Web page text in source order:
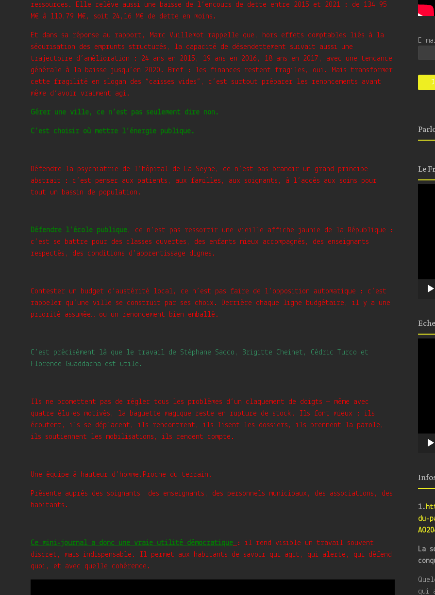
ressources. Elle relève aussi une baisse de l’encours de dette entre 2015 et 2021 : de 134,95
M€ à 110,79 M€, soit 24,16 M€ de dette en moins.
Et dans sa réponse au rapport, Marc Vuillemot rappelle que, hors effets comptables liés à la
sécurisation des emprunts structurés, la capacité de désendettement suivait aussi une
trajectoire d’amélioration : 24 ans en 2015, 19 ans en 2016, 18 ans en 2017, avec une tendance
générale à la baisse jusqu’en 2020. Bref : les finances restent fragiles, oui. Mais transformer
cette fragilité en slogan des “caisses vides”, c’est surtout préparer les renoncements avant
même d’avoir vraiment agi.
Gérer une ville, ce n’est pas seulement dire non.
C’est choisir où mettre l’énergie publique.
Défendre la psychiatrie de l’hôpital de La Seyne, ce n’est pas brandir un grand principe
abstrait : c’est penser aux patients, aux familles, aux soignants, à l’accès aux soins pour
tout un bassin de population.
Défendre l’école publique, ce n’est pas ressortir une vieille affiche jaunie de la République :
c’est se battre pour des classes ouvertes, des enfants mieux accompagnés, des enseignants
respectés, des conditions d’apprentissage dignes.
Contester un budget d’austérité local, ce n’est pas faire de l’opposition automatique : c’est
rappeler qu’une ville se construit par ses choix. Derrière chaque ligne budgétaire, il y a une
priorité assumée… ou un renoncement bien emballé.
C’est précisément là que le travail de Stéphane Sacco, Brigitte Cheinet, Cédric Turco et
Florence Guaddacha est utile.
Ils ne promettent pas de régler tous les problèmes d’un claquement de doigts — même avec
quatre élu·es motivés, la baguette magique reste en rupture de stock. Ils font mieux : ils
écoutent, ils se déplacent, ils rencontrent, ils lisent les dossiers, ils prennent la parole,
ils soutiennent les mobilisations, ils rendent compte.
Une équipe à hauteur d’homme. Proche du terrain.
Présente auprès des soignants, des enseignants, des personnels municipaux, des associations, des
habitants.
Ce mini-journal a donc une vraie utilité démocratique
: il rend visible un travail souvent
discret, mais indispensable. Il permet aux habitants de savoir qui agit, qui alerte, qui défend
quoi, et avec quelle cohérence.
E-
Le
1.
du-
La
qui